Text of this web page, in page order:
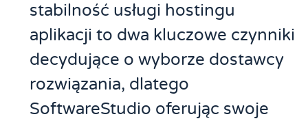
stabilność usługi hostingu
aplikacji to dwa kluczowe czynniki
decydujące o wyborze dostawcy
rozwiązania, dlatego
SoftwareStudio oferując swoje